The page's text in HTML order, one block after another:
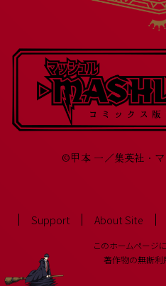
©甲本 一／集英社・
Support About Site
このホームページ
著作物の無断利